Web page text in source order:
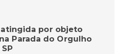
por objeto
Parada do Orgulho